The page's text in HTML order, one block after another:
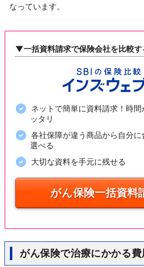
なっています。
▼一括資料請求で保険会社を比較す
ネットで簡単に資料請求！時
ッタリ
各社保障が違う商品から自分に
選べる
大切な資料を手元に残せる
がん保険一括資料
がん保険で治療にかかる